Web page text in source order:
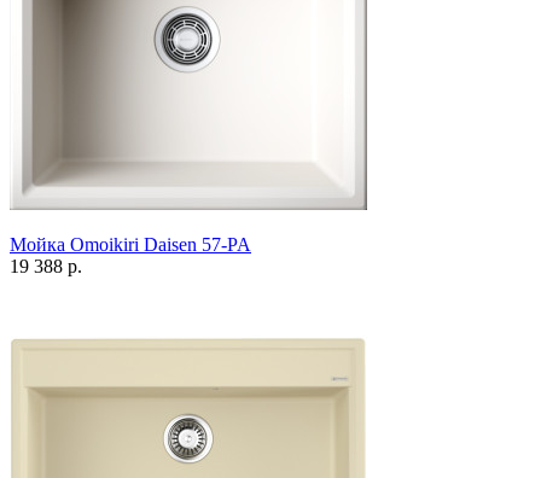
Мойка Omoikiri Daisen 57-PA
19 388 р.